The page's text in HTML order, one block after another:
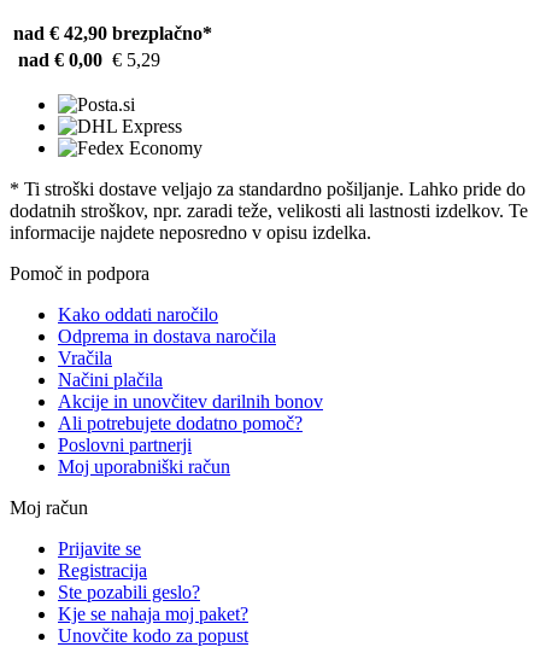
nad € 42,90 brezplačno*
nad € 0,00 € 5,29
* Ti stroški dostave veljajo za standardno pošiljanje. Lahko pride do
dodatnih stroškov, npr. zaradi teže, velikosti ali lastnosti izdelkov. Te
informacije najdete neposredno v opisu izdelka.
Pomoč in podpora
Kako oddati naročilo
Odprema in dostava naročila
Vračila
Načini plačila
Akcije in unovčitev darilnih bonov
Ali potrebujete dodatno pomoč?
Poslovni partnerji
Moj uporabniški račun
Moj račun
Prijavite se
Registracija
Ste pozabili geslo?
Kje se nahaja moj paket?
Unovčite kodo za popust